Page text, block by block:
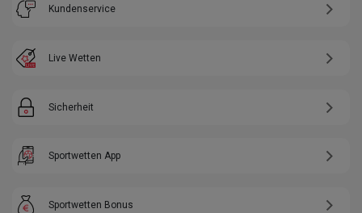
Kundenservice
Live Wetten
Sicherheit
Sportwetten App
Sportwetten Bonus